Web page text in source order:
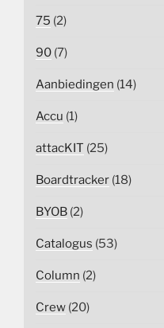
75 (2)
90 (7)
Aanbiedingen (14)
Accu (1)
attacKIT (25)
Boardtracker (18)
BYOB (2)
Catalogus (53)
Column (2)
Crew (20)